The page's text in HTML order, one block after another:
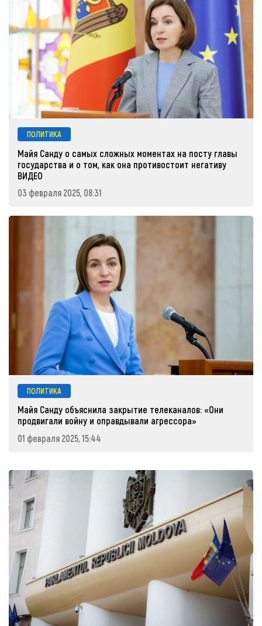
ПОЛИТИКА
Майя Санду о самых сложных моментах на посту главы
государства и о том, как она противостоит негативу
ВИДЕО
03 февраля 2025, 08:31
ПОЛИТИКА
Майя Санду объяснила закрытие телеканалов: «Они
продвигали войну и оправдывали агрессора»
01 февраля 2025, 15:44